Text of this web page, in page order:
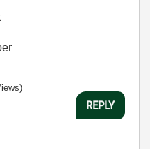
REPLY